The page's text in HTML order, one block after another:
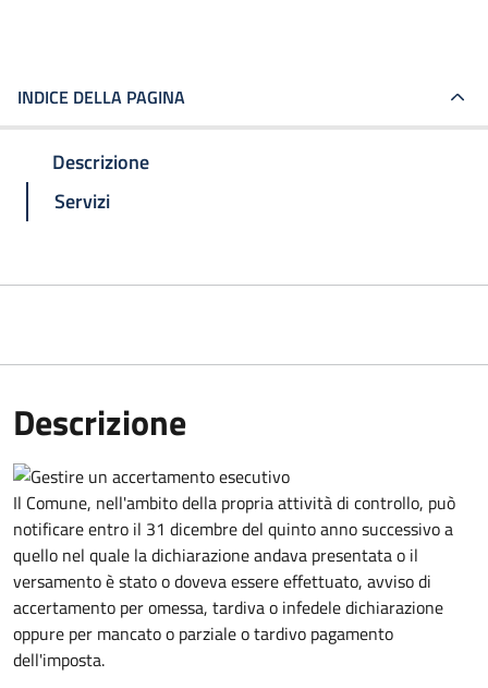
INDICE DELLA PAGINA
Descrizione
Servizi
Descrizione
Il Comune, nell'ambito della propria attività di controllo, può
notificare entro il 31 dicembre del quinto annosuccessivo a
quello nel quale la dichiarazione andava presentata o il
versamento è stato o doveva essere effettuato, avviso di
accertamento per omessa, tardiva o infedele dichiarazione
oppure per mancato o parziale o tardivo pagamento
dell'imposta.